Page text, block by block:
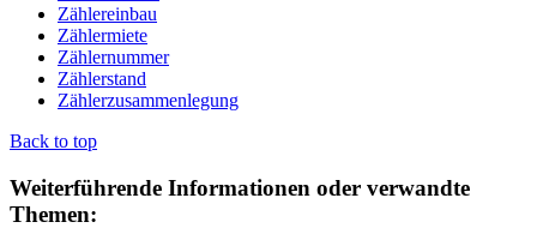
Zählereinbau
Zählermiete
Zählernummer
Zählerstand
Zählerzusammenlegung
Back to top
Weiterführende Informationen oder verwandte
Themen: